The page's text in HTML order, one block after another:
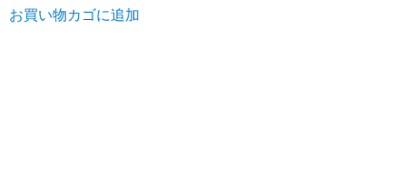
お買い物カゴに追加